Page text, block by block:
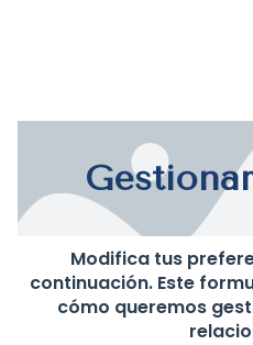
Modifica tus
continuación. Este
cómo queremos